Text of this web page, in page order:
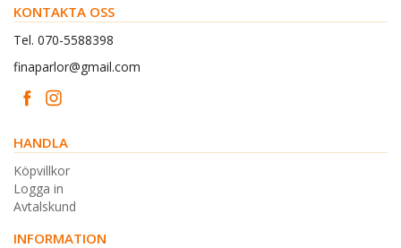
KONTAKTA OSS
Tel. 070-5588398
finaparlor@gmail.com
HANDLA
Köpvillkor
Logga in
Avtalskund
INFORMATION